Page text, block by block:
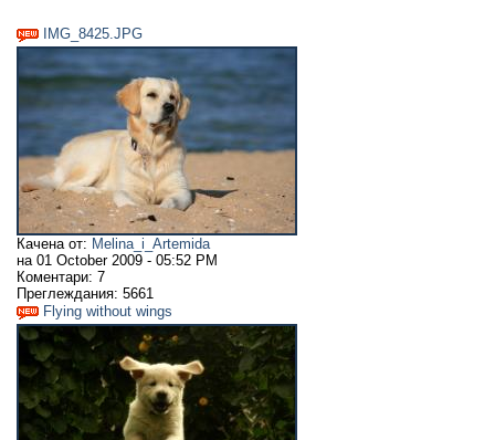
IMG_8425.JPG
Качена от: Melina_i_Artemida
на 01 October 2009 - 05:52 PM
Коментари: 7
Преглеждания: 5661
Flying without wings